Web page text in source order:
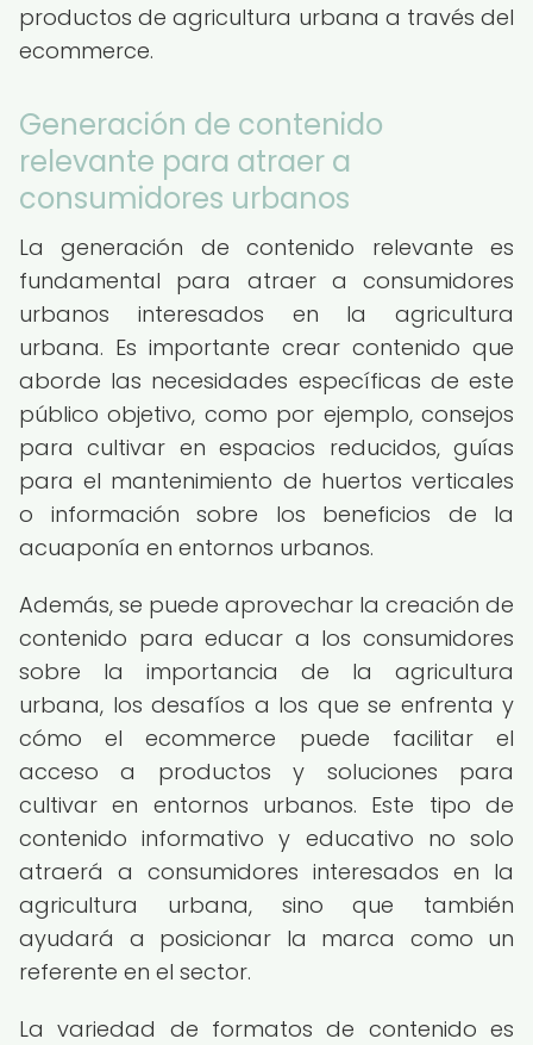
productos de agricultura urbana a través del
ecommerce.
Generación de contenido
relevante para atraer a
consumidores urbanos
La generación de contenido relevante es
fundamental para atraer a consumidores
urbanos interesados en la agricultura
urbana. Es importante crear contenido que
aborde las necesidades específicas de este
público objetivo, como por ejemplo, consejos
para cultivar en espacios reducidos, guías
para el mantenimiento de huertos verticales
o información sobre los beneficios de la
acuaponía en entornos urbanos.
Además, se puede aprovechar la creación de
contenido para educar a los consumidores
sobre la importancia de la agricultura
urbana, los desafíos a los que se enfrenta y
cómo el ecommerce puede facilitar el
acceso a productos y soluciones para
cultivar en entornos urbanos. Este tipo de
contenido informativo y educativo no solo
atraerá a consumidores interesados en la
agricultura urbana, sino que también
ayudará a posicionar la marca como un
referente en el sector.
La variedad de formatos de contenido es